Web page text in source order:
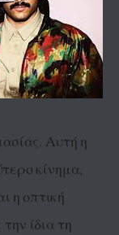
Αυτή η
κίνημα,
η οπτική
ίδια τη